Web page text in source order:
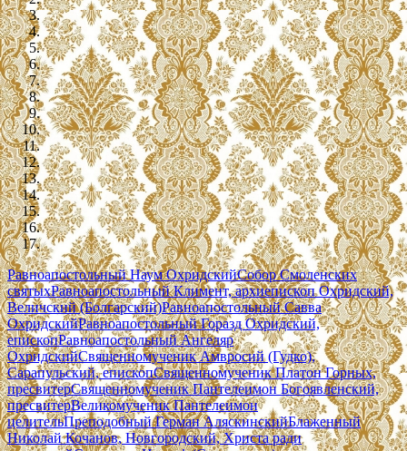
Равноапостольный Наум ОхридскийСобор Смоленских
святыхРавноапостольный Климент, архиепископ Охридский,
Величский (Болгарский)Равноапостольный Савва
ОхридскийРавноапостольный Горазд Охридский,
епископРавноапостольный Ангеляр
ОхридскийСвященномученик Амвросий (Гудко),
Сарапульский, епископСвященномученик Платон Горных,
пресвитерСвященномученик Пантелеимон Богоявленский,
пресвитерВеликомученик Пантелеимон
целительПреподобный Герман АляскинскийБлаженный
Николай Кочанов, Новгородский, Христа ради